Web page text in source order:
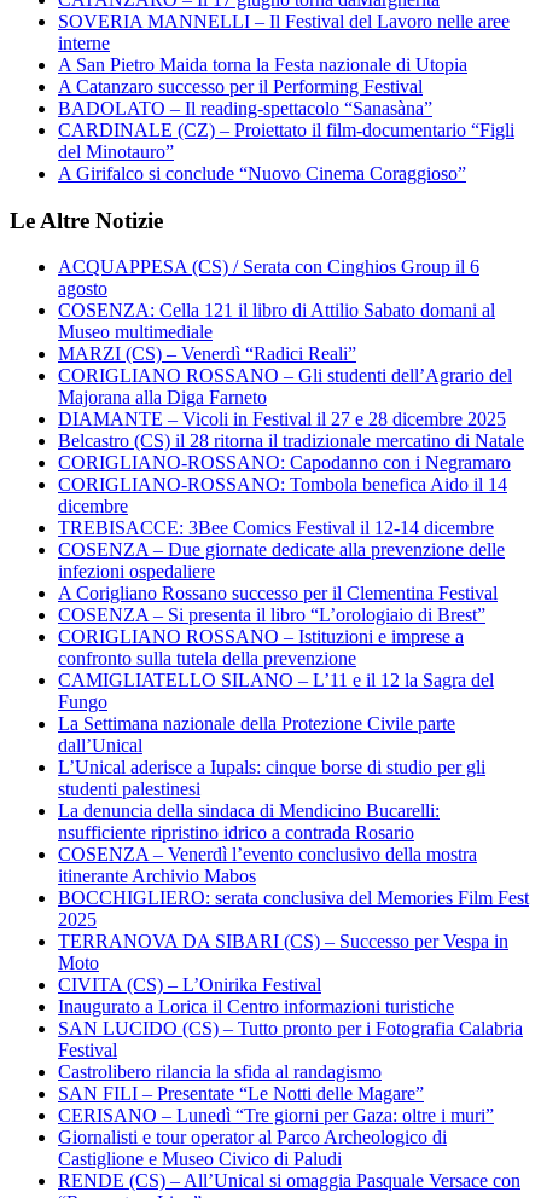
SOVERIA MANNELLI – Il Festival del Lavoro nelle aree
interne
A San Pietro Maida torna la Festa nazionale di Utopia
A Catanzaro successo per il Performing Festival
BADOLATO – Il reading-spettacolo “Sanasàna”
CARDINALE (CZ) – Proiettato il film-documentario “Figli
del Minotauro”
A Girifalco si conclude “Nuovo Cinema Coraggioso”
Le Altre Notizie
ACQUAPPESA (CS) / Serata con Cinghios Group il 6
agosto
COSENZA: Cella 121 il libro di Attilio Sabato domani al
Museo multimediale
MARZI (CS) – Venerdì “Radici Reali”
CORIGLIANO ROSSANO – Gli studenti dell’Agrario del
Majorana alla Diga Farneto
DIAMANTE – Vicoli in Festival il 27 e 28 dicembre 2025
Belcastro (CS) il 28 ritorna il tradizionale mercatino di Natale
CORIGLIANO-ROSSANO: Capodanno con i Negramaro
CORIGLIANO-ROSSANO: Tombola benefica Aido il 14
dicembre
TREBISACCE: 3Bee Comics Festival il 12-14 dicembre
COSENZA – Due giornate dedicate alla prevenzione delle
infezioni ospedaliere
A Corigliano Rossano successo per il Clementina Festival
COSENZA – Si presenta il libro “L’orologiaio di Brest”
CORIGLIANO ROSSANO – Istituzioni e imprese a
confronto sulla tutela della prevenzione
CAMIGLIATELLO SILANO – L’11 e il 12 la Sagra del
Fungo
La Settimana nazionale della Protezione Civile parte
dall’Unical
L’Unical aderisce a Iupals: cinque borse di studio per gli
studenti palestinesi
La denuncia della sindaca di Mendicino Bucarelli:
nsufficiente ripristino idrico a contrada Rosario
COSENZA – Venerdì l’evento conclusivo della mostra
itinerante Archivio Mabos
BOCCHIGLIERO: serata conclusiva del Memories Film Fest
2025
TERRANOVA DA SIBARI (CS) – Successo per Vespa in
Moto
CIVITA (CS) – L’Onirika Festival
Inaugurato a Lorica il Centro informazioni turistiche
SAN LUCIDO (CS) – Tutto pronto per i Fotografia Calabria
Festival
Castrolibero rilancia la sfida al randagismo
SAN FILI – Presentate “Le Notti delle Magare”
CERISANO – Lunedì “Tre giorni per Gaza: oltre i muri”
Giornalisti e tour operator al Parco Archeologico di
Castiglione e Museo Civico di Paludi
RENDE (CS) – All’Unical si omaggia Pasquale Versace con